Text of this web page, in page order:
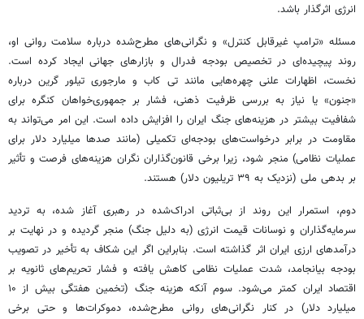
انرژی اثرگذار باشد.
مسئله «ترامپ غیرقابل کنترل» و نگرانی‌های مطرح‌شده درباره سلامت روانی او،
روند پیچیده‌ای در تخصیص بودجه فدرال و بازارهای جهانی ایجاد کرده است.
نخست، اظهارات علنی چهره‌هایی مانند تی کاب و مارجوری تیلور گرین درباره
«جنون» یا نیاز به بررسی ظرفیت ذهنی، فشار بر جمهوری‌خواهان کنگره برای
شفافیت بیشتر در هزینه‌های جنگ ایران را افزایش داده است. این امر می‌تواند به
مقاومت در برابر درخواست‌های بودجه‌ای تکمیلی (مانند صدها میلیارد دلار برای
عملیات نظامی) منجر شود، زیرا برخی قانون‌گذاران نگران هزینه‌های فرصت و تأثیر
بر بدهی ملی (نزدیک به ۳۹ تریلیون دلار) هستند.
دوم، استمرار این روند از بی‌ثباتی ادراک‌شده در رهبری آغاز شده، به تردید
سرمایه‌گذاران و نوسانات قیمت انرژی (به دلیل جنگ) منجر گردیده و در نهایت بر
درآمدهای ارزی ایران اثر گذاشته است. بنابراین اگر این شکاف به تأخیر در تصویب
بودجه بیانجامد، شدت عملیات نظامی کاهش یافته و فشار تحریم‌های ثانویه بر
اقتصاد ایران کمتر می‌شود. سوم آنکه هزینه جنگ (تخمین هفتگی بیش از ۱۰
میلیارد دلار) در کنار نگرانی‌های روانی مطرح‌شده، دموکرات‌ها و حتی برخی